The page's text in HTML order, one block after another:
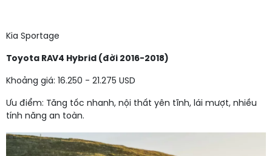
Kia Sportage
Toyota RAV4 Hybrid (đời 2016-2018)
Khoảng giá: 16.250 - 21.275 USD
Ưu điểm: Tăng tốc nhanh, nội thất yên tĩnh, lái mượt, nhiều
tính năng an toàn.